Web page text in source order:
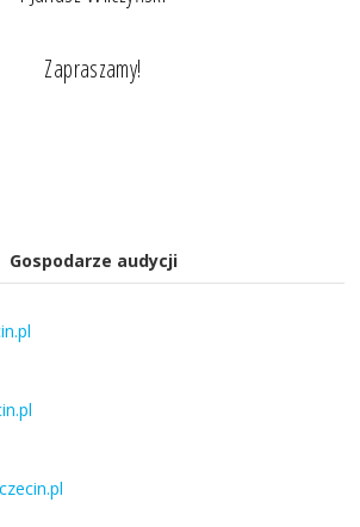
Zapraszamy!
Gospodarze audycji